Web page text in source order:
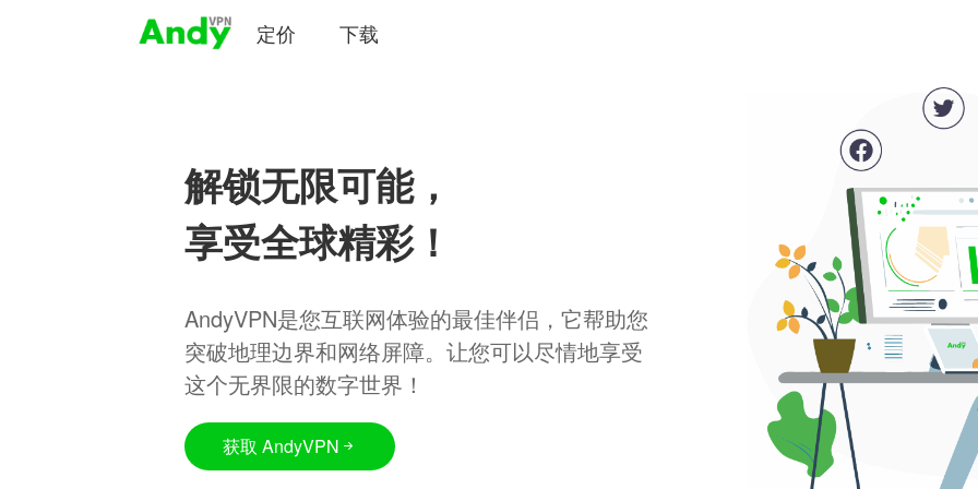
定价 下载
解锁无限可能，
享受全球精彩！
AndyVPN是您互联网体验的最佳伴侣，它帮助您
突破地理边界和网络屏障。让您可以尽情地享受
这个无界限的数字世界！
获取 AndyVPN